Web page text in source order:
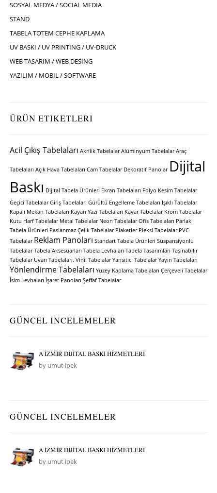
SOSYAL MEDYA / SOCIAL MEDIA
STAND
TABELA TOTEM CEPHE KAPLAMA
UV BASKI / UV PRINTING / UV-DRUCK
WEB TASARIM / WEB DESING
YAZILIM / MOBIL / SOFTWARE
ÜRÜN ETIKETLERI
Acil Çıkış Tabelaları Akrilik Tabelalar Alüminyum Tabelalar Araç
Tabelaları Açık Hava Tabelaları Cam Tabelalar Dekoratif Panolar Dijital
Baskı Dijital Tabela Ürünleri Ekran Tabelaları Folyo Kesim Tabelalar
Geçici Tabelalar Giriş Tabelaları Gürültü Engelleme Tabelaları Işıklı Tabelalar
Kapalı Mekan Tabelaları Kayan Yazı Tabelaları Kayar Tabelalar Krom Tabelalar
Kutu Harf Tabelalar Metal Tabelalar Neon Tabelalar Ofis Tabelaları Parlak
Tabela Ürünleri Paslanmaz Çelik Tabelalar Plaketler Pleksi Tabelalar PVC
Tabelalar Reklam Panoları Standart Tabela Ürünleri Süspansiyonlu
Tabelalar Tabela Aksesuarları Tabela Levhaları Tabela Tasarımları Taşınabilir
Tabelalar Uyarı Tabelaları. Vinil Tabelalar Yansıtıcı Tabelalar Yayın Tabelaları
Yönlendirme Tabelaları Yüzey Kaplama Tabelaları Çerçeveli Tabelalar
İsim Levhaları İşaret Panoları Şeffaf Tabelalar
GÜNCEL INCELEMELER
A İZMİR DİJİTAL BASKI HİZMETLERİ
by umut ipek
GÜNCEL INCELEMELER
A İZMİR DİJİTAL BASKI HİZMETLERİ
by umut ipek